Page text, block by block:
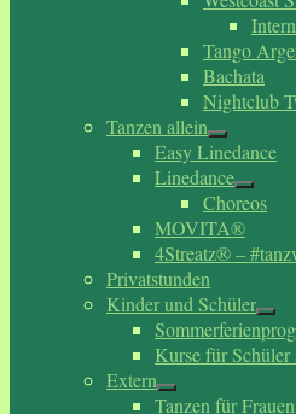
Tango
Bachata
Nightclub
Tanzen allein
Easy Linedance
Linedance
Choreos
MOVITA®
4Streatz® –
Privatstunden
Kinder und Schüler
Kurse für Schüler
Extern
Tanzen für